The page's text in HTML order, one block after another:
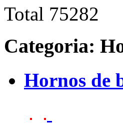
Total 75282
Categoria:
Hornos de